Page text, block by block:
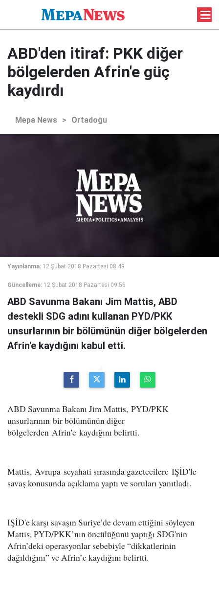
ABD'den itiraf: PKK diğer
bölgelerden Afrin'e güç
kaydırdı
Mepa News > Ortadoğu
Yayınlanma: 12 Şubat 2018 Pazartesi 08:49
Güncelleme: 12 Şubat 2018 Pazartesi 09:56
ABD Savunma Bakanı Jim Mattis, ABD
destekli SDG adını kullanan PYD/PKK
unsurlarının bir bölümünün diğer bölgelerden
Afrin'e kaydığını kabul etti.
ABD Savunma Bakanı Jim Mattis, PYD/PKK
unsurlarının bir bölümünün diğer
bölgelerden Afrin'e kaydığını belirtti.
Mattis, Avrupa seyahati sırasında gazetecilere IŞİD'le
savaş konusunda açıklama yaptı ve soruları yanıtladı.
IŞİD'e karşı savaşın Suriye’de devam ettiğini söyleyen
Mattis, PYD/PKK’nın öncülüğünü yaptığı SDG'nin
Afrin’deki operasyonlar sebebiyle “dikkatlerinin
dağıldığını” ve Afrin’e kaydığını belirtti.